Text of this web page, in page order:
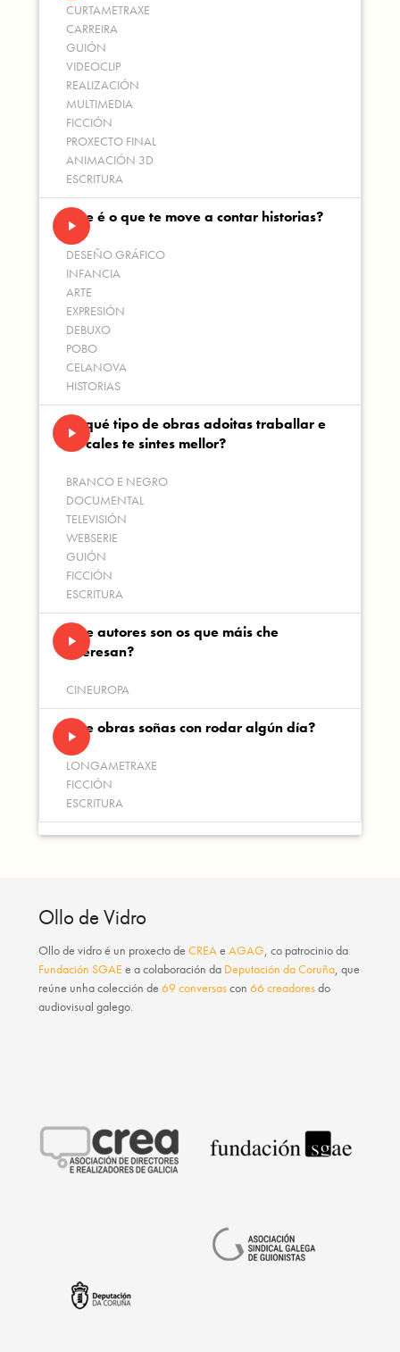
CURTAMETRAXE
CARREIRA
GUIÓN
VIDEOCLIP
REALIZACIÓN
MULTIMEDIA
FICCIÓN
PROXECTO FINAL
ANIMACIÓN 3D
ESCRITURA
play_arrowQue é o que te move a contar historias?
DESEÑO GRÁFICO
INFANCIA
ARTE
EXPRESIÓN
DEBUXO
POBO
CELANOVA
HISTORIAS
play_arrowEn qué tipo de obras adoitas traballar e
en cales te sintes mellor?
BRANCO E NEGRO
DOCUMENTAL
TELEVISIÓN
WEBSERIE
GUIÓN
FICCIÓN
ESCRITURA
play_arrowQue autores son os que máis che
interesan?
CINEUROPA
play_arrowQue obras soñas con rodar algún día?
LONGAMETRAXE
FICCIÓN
ESCRITURA
Ollo de Vidro
Ollo de vidroé un proxecto deCREA eAGAG , co patrocinio da
Fundación SGAE e a colaboración da Deputación da Coruña , que
reúne unha colección de69 conversascon66 creadoresdo
audiovisual galego.